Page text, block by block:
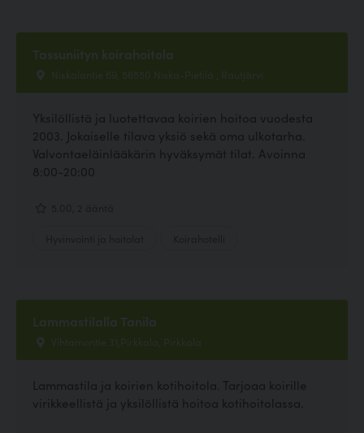
Tassuniityn koirahoitola
Niskalantie 69, 56550 Niska-Pietilä , Rautjärvi
Yksilöllistä ja luotettavaa koirien hoitoa vuodesta
2003. Jokaiselle tilava yksiö sekä oma ulkotarha.
Valvontaeläinlääkärin hyväksymät tilat. Avoinna
8:00-20:00
Lammastilalla Tanila
Vihtamontie 31,Pirkkala, Pirkkala
Lammastila ja koirien kotihoitola. Tarjoaa koirille
virikkeellistä ja yksilöllistä hoitoa kotihoitolassa.